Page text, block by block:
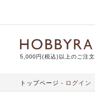
5,000円(税込)以上のご注
トップページ ログイン